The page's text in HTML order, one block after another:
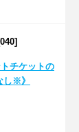
チケットの
し※》